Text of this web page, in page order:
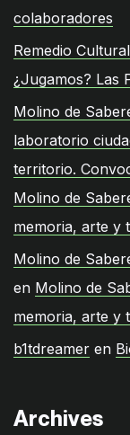
colaboradores
Remedio
¿Jugamos? Las
Molino de
laboratorio
territorio.
Molino de
memoria, arte y
Molino de
en Molino de
memoria, arte y
b1tdreamer en
Archives